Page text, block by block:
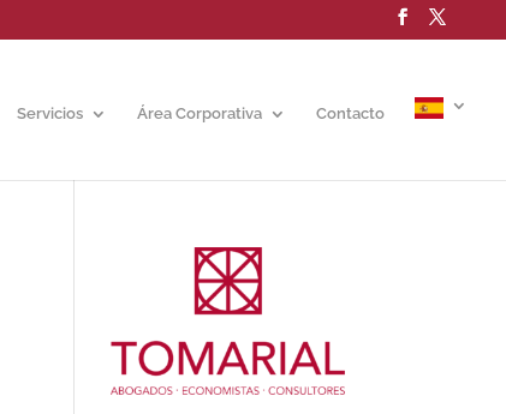
Servicios Área Corporativa Contacto